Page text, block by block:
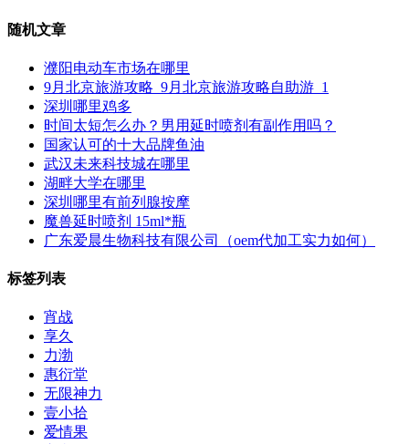
随机文章
濮阳电动车市场在哪里
9月北京旅游攻略_9月北京旅游攻略自助游_1
深圳哪里鸡多
时间太短怎么办？男用延时喷剂有副作用吗？
国家认可的十大品牌鱼油
武汉未来科技城在哪里
湖畔大学在哪里
深圳哪里有前列腺按摩
魔兽延时喷剂 15ml*瓶
广东爱晨生物科技有限公司（oem代加工实力如何）
标签列表
宵战
享久
力渤
惠衍堂
无限神力
壹小拾
爱情果